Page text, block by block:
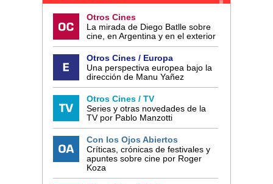
Otros Cines
La mirada de Diego Batlle sobre
cine, en Argentina y en el exterior
Otros Cines / Europa
Una perspectiva europea bajo la
dirección de Manu Yañez
Otros Cines / TV
Series y otras novedades de la
TV por Pablo Manzotti
Con los Ojos Abiertos
Críticas, crónicas de festivales y
apuntes sobre cine por Roger
Koza